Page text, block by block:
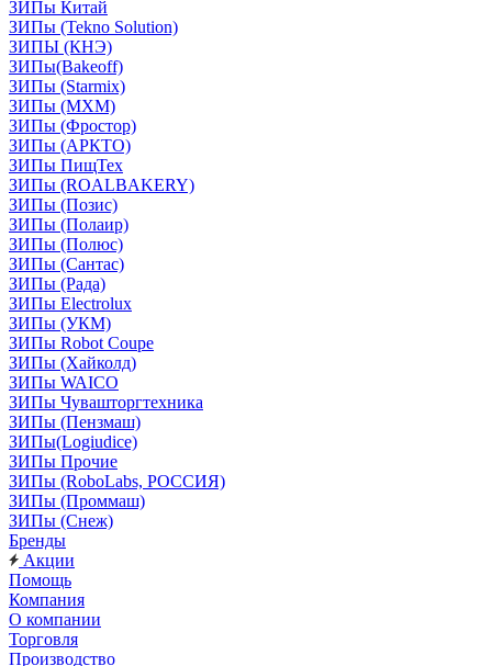
ЗИПы Китай
ЗИПы (Tekno Solution)
ЗИПЫ (КНЭ)
ЗИПы(Bakeoff)
ЗИПы (Starmix)
ЗИПы (МХМ)
ЗИПы (Фростор)
ЗИПы (АРКТО)
ЗИПы ПищТех
ЗИПы (ROALBAKERY)
ЗИПы (Позис)
ЗИПы (Полаир)
ЗИПы (Полюс)
ЗИПы (Сантас)
ЗИПы (Рада)
ЗИПы Electrolux
ЗИПы (УКМ)
ЗИПы Robot Coupe
ЗИПы (Хайколд)
ЗИПы WAICO
ЗИПы Чувашторгтехника
ЗИПы (Пензмаш)
ЗИПы(Logiudice)
ЗИПы Прочие
ЗИПы (RoboLabs, РОССИЯ)
ЗИПы (Проммаш)
ЗИПы (Снеж)
Бренды
Акции
Помощь
Компания
О компании
Торговля
Производство